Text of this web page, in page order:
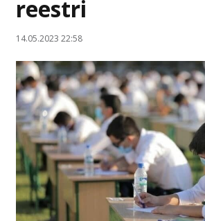
reestri
14.05.2023 22:58